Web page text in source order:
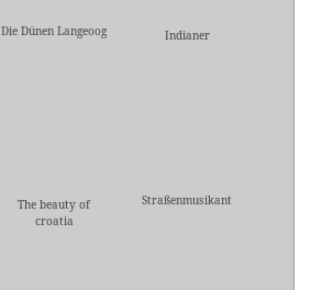
Die Dünen Langeoog Indianer
The beauty of
croatia
Straßenmusikant